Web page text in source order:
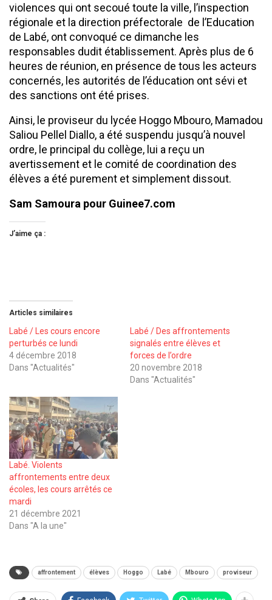
violences qui ont secoué toute la ville, l’inspection
régionale et la direction préfectorale de l’Education
de Labé, ont convoqué ce dimanche les
responsables dudit établissement. Après plus de 6
heures de réunion, en présence de tous les acteurs
concernés, les autorités de l’éducation ont sévi et
des sanctions ont été prises.
Ainsi, le proviseur du lycée Hoggo Mbouro, Mamadou
Saliou Pellel Diallo, a été suspendu jusqu’à nouvel
ordre, le principal du collège, lui a reçu un
avertissement et le comité de coordination des
élèves a été purement et simplement dissout.
Sam Samoura pour Guinee7.com
J’aime ça :
Articles similaires
Labé / Les cours encore
perturbés ce lundi
4 décembre 2018
Dans "Actualités"
Labé / Des affrontements
signalés entre élèves et
forces de l’ordre
20 novembre 2018
Dans "Actualités"
Labé. Violents
affrontements entre deux
écoles, les cours arrêtés ce
mardi
21 décembre 2021
Dans "A la une"
affrontement élèves Hoggo Labé Mbouro proviseur